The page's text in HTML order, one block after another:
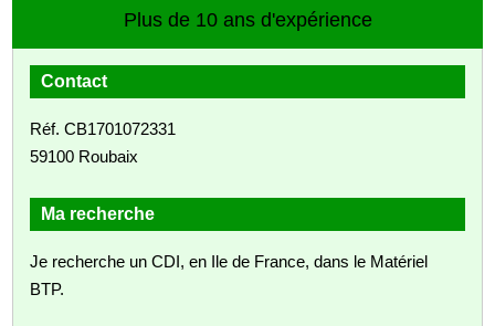
Plus de 10 ans d'expérience
Contact
Réf. CB1701072331
59100 Roubaix
Ma recherche
Je recherche un CDI, en Ile de France, dans le Matériel
BTP.